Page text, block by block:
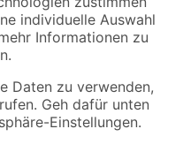
dargestellten Angebote sind unter
Verfügbarkeiten beziehen
Artikel mit Speditionsversand, hier